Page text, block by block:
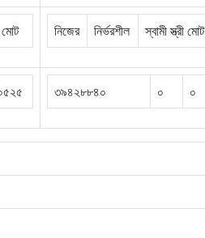
মোট নিজের নির্ভরশীল স্বামী স্ত্রী মোট
৩৯৪২৮৮৪০ ০ ০